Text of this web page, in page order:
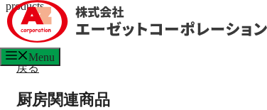
Menu
products
戻る
厨房関連商品